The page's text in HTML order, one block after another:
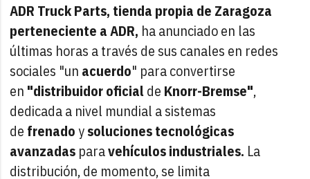
ADR Truck Parts, tienda propia de Zaragoza
perteneciente a ADR, ha anunciado en las
últimas horas a través de sus canales en redes
sociales "un acuerdo" para convertirse
en "distribuidor oficialde Knorr-Bremse",
dedicada a nivel mundial a sistemas
de frenadoysoluciones tecnológicas
avanzadas paravehículos industriales. La
distribución, de momento, se limita